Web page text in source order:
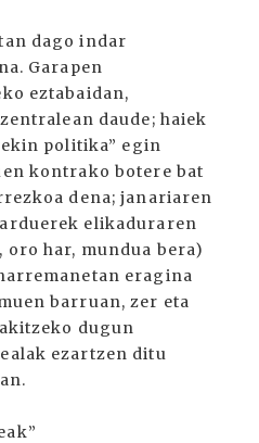
dago indar
Garapen
eztabaidan,
daude; haiek
politika” egin
kontrako botere bat
dena; janariaren
elikaduraren
oro har, mundua bera)
eragina
barruan, zer eta
dugun
ezartzen ditu